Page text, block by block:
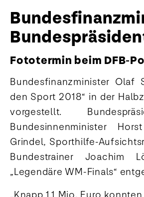
Fototermin beim DFB-
Bundesfinanzminister Olaf
den Sport 2018“ in der
vorgestellt.
Bundesinnenminister
Grindel, Sporthilfe-
Bundestrainer Joachim
„Legendäre WM-Finals“